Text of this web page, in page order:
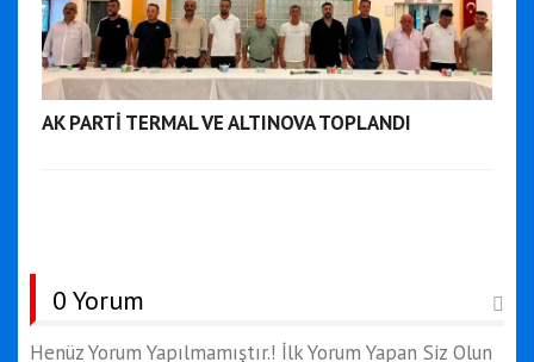
AK PARTİ TERMAL VE ALTINOVA TOPLANDI
0 Yorum
Henüz Yorum Yapılmamıştır.! İlk Yorum Yapan Siz Olun